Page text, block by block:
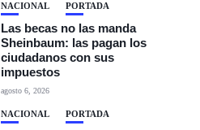
NACIONAL PORTADA
Las becas no las manda
Sheinbaum: las pagan los
ciudadanos con sus
impuestos
agosto 6, 2026
NACIONAL PORTADA